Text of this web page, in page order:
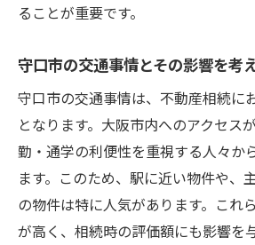
ることが重要です。
守口市の交通事情とその影響を考
守口市の交通事情は、不動産相続に
となります。大阪市内へのアクセス
勤・通学の利便性を重視する人々か
ます。このため、駅に近い物件や、
の物件は特に人気があります。これ
が高く、相続時の評価額にも影響を